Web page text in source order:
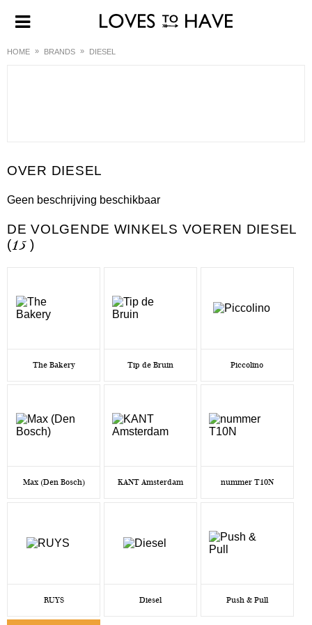
HOME BRANDS DIESEL
DIESEL
Geen beschrijving beschikbaar
DE VOLGENDE WINKELS VOEREN DIESEL
(15 )
The Bakery Tip de Bruin Piccolino
Max (Den Bosch) KANT Amsterdam nummer T10N
RUYS Diesel Push & Pull